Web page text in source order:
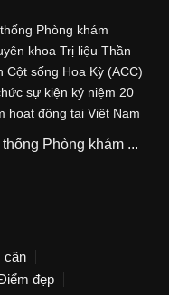
Phòng khám
khoa Trị liệu Thần
Cột sống Hoa Kỳ (ACC)
sự kiện kỷ niệm 20
hoạt động tại Việt Nam
thống Phòng khám ...
cân
đẹp